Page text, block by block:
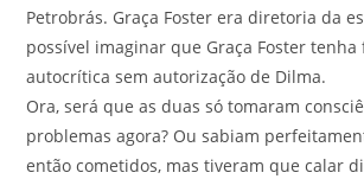
Petrobrás. Graça Foster era diretoria da
possível imaginar que Graça Foster
autocrítica sem autorização de Dilma.
Ora, será que as duas só tomaram
problemas agora? Ou sabiam
então cometidos, mas tiveram que calar